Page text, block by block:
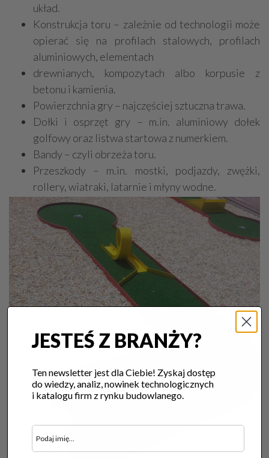
układ.
Konstrukcja toru – zależnie od technologii może
opierać się na profilach stalowych, profilach
aluminiowych, elementach
drewnianych, kompozytach albo korpusie z
betonu i kamienia.
Powierzchnia gry – najczęściej sztuczna trawa.
Dołki i osprzęt gry – m.in. aluminiowy dołek
golfowy oraz listwa startowa z numerkiem.
Bandy – czyli obrzeża toru.
Przeszkody – m.in. mostki, podjazdy, zwężki,
rollery, wiatraki, latarnie i młyny wodne.
JESTEŚ Z BRANŻY?
Ten newsletter jest dla Ciebie! Zyskaj dostęp
do wiedzy, analiz, nowinek technologicznych
i katalogu firm z rynku budowlanego.